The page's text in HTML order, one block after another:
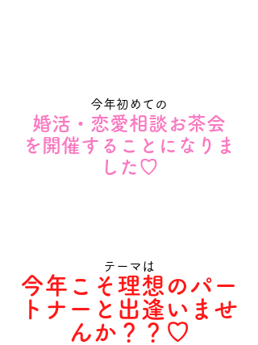
今年初めての
婚活・恋愛相談お茶会
を開催することになりま
した♡
テーマは
今年こそ理想のパー
トナーと出逢いませ
んか？？♡